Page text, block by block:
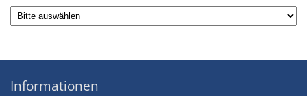
Informationen